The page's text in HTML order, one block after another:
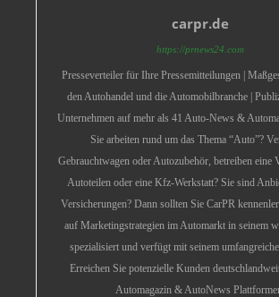
carpr.de
https://prnews24.com
Presseverteiler für Ihre Pressemitteilungen |
den Autohandel und die Automobilbranche |
Unternehmen auf mehr als 41 Auto-News &
Sie arbeiten rund um das Thema “Auto”?
Gebrauchtwagen oder Autozubehör, betreiben eine
Autoteilen oder eine Kfz-Werkstatt? Sie sind
Versicherungen? Dann sollten Sie CarPR
auf Marketingstrategien im Automarkt in seinem
spezialisiert und verfügt mit seinem
Erreichen Sie potenzielle Kunden
Automagazin & AutoNews